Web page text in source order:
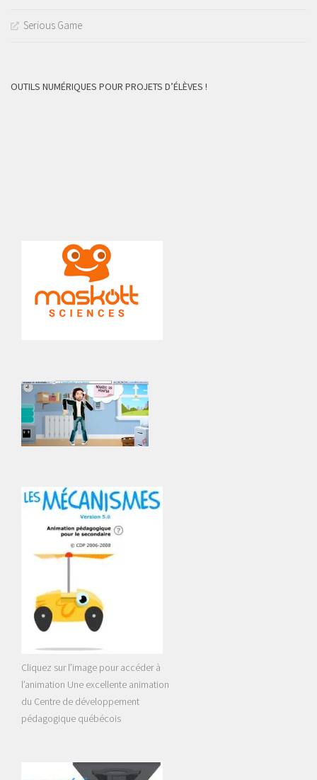
Serious Game
OUTILS NUMÉRIQUES POUR PROJETS D’ÉLÈVES !
Cliquez sur l’image pour accéder à
l’animation Une excellente animation
du Centre de développement
pédagogique québécois